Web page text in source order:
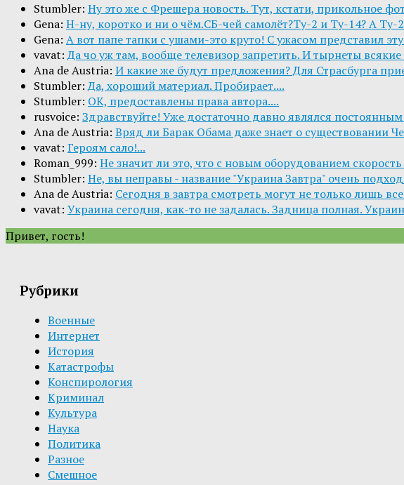
Stumbler: Ну это же с Фрешера новость. Тут, кстати, прикольное
Gena: Н-ну, коротко и ни о чём.СБ-чей самолёт?Ту-2 и Ту-14? А Ту-
Gena: А вот папе тапки с ушами-это круто! С ужасом представил
vavat:Да чо уж там, вообще телевизор запретить. И тырнеты всякие
Ana de Austria: И какие же будут предложения? Для Страсбурга
Stumbler:Да, хороший материал. Пробирает....
Stumbler: ОК, предоставлены права автора....
rusvoice: Здравствуйте! Уже достаточно давно являлся
Ana de Austria: Вряд ли Барак Обама даже знает о существовании
vavat: Героям сало!...
Roman_999: Не значит ли это, что с новым оборудованием
Stumbler: Не, вы неправы - название "Украина Завтра" очень
Ana de Austria: Сегодня в завтра смотреть могут не только лишь
vavat: Украина сегодня, как-то не задалась. Задница полная.
Привет, гость!
Рубрики
Военные
Интернет
История
Катастрофы
Конспирология
Криминал
Культура
Наука
Политика
Разное
Смешное